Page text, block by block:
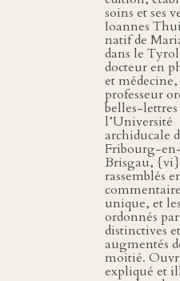
soins et ses
Ioannes
natif de
dans le
docteur en
et médecine,
professeur
belles-lettres
l’Université
archiducale
Fribourg-
Brisgau, {vi}
rassemblés
unique, et
ordonnés par
distinctives et
augmentés
moitié.
expliqué et